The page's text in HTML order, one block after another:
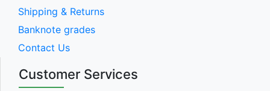
Shipping & Returns
Banknote grades
Contact Us
Customer Services